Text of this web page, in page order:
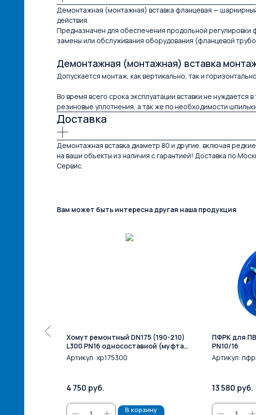
Демонтажная (монтажная) вставка фланцевая —
действия.
Предназначен для обеспечения продольной регулировки
замены или обслуживания оборудования (фланцевой
Демонтажная (монтажная) вставка
Допускается монтаж, как вертикально, так и
Во время всего срока эксплуатации вставки не
резиновые уплотнения, а так же по необходимости
Доставка
Демонтажная вставка диаметр 80 и другие, включая
на ваши объекты из наличия с гарантией! Доставка по
Сервис.
Вам может быть интересна другая наша продукция
Хомут ремонтный DN175 (190-210)
L300 PN16 односоставной (муфта
свертная)
Артикул: хр175300
4 750 руб.
В корзину
ПФРК для
PN10/16
Артикул:
13 580 руб.